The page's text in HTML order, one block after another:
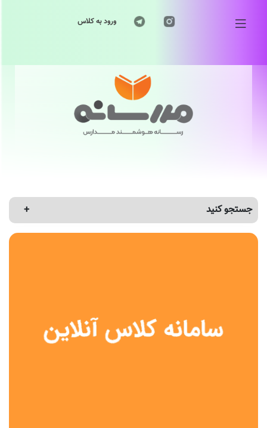
ورود به کلاس
جستجو کنید